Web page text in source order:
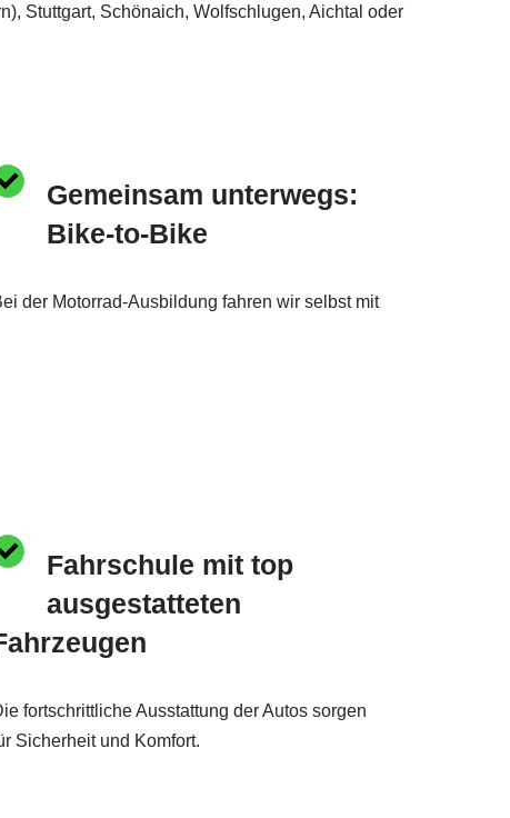
Stuttgart, Schönaich, Wolfschlugen, Aichtal oder
Gemeinsam unterwegs:
Bike-to-Bike
der Motorrad-Ausbildung fahren wir selbst mit
Fahrschule mit top
ausgestatteten
fortschrittliche Ausstattung der Autos sorgen
Sicherheit und Komfort.